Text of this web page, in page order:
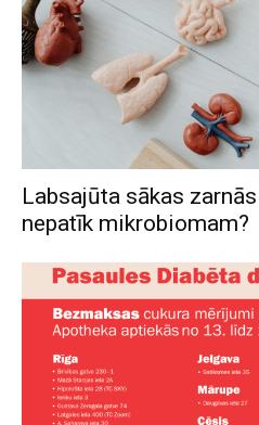
Labsajūta sākas
nepatīk mikrobiomam?